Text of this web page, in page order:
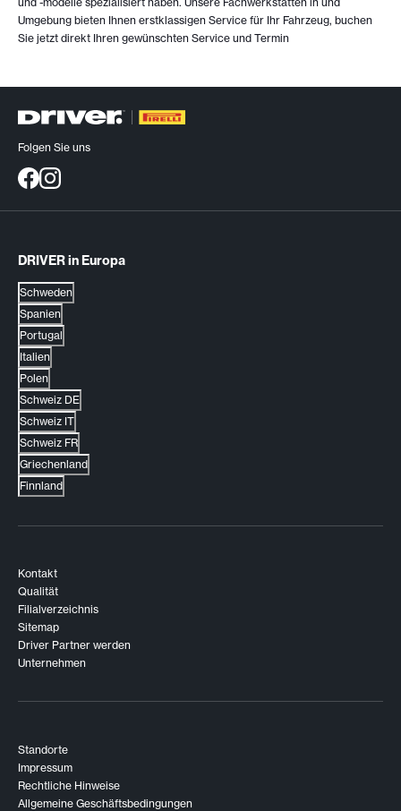
Umgebung bieten Ihnen erstklassigen Service für Ihr Fahrzeug, buchen
Sie jetzt direkt Ihren gewünschten Service und Termin
Folgen Sie uns
DRIVER in Europa
Schweden
Spanien
Portugal
Italien
Polen
Schweiz DE
Schweiz IT
Schweiz FR
Griechenland
Finnland
Kontakt
Qualität
Filialverzeichnis
Sitemap
Driver Partner werden
Unternehmen
Standorte
Impressum
Rechtliche Hinweise
Allgemeine Geschäftsbedingungen